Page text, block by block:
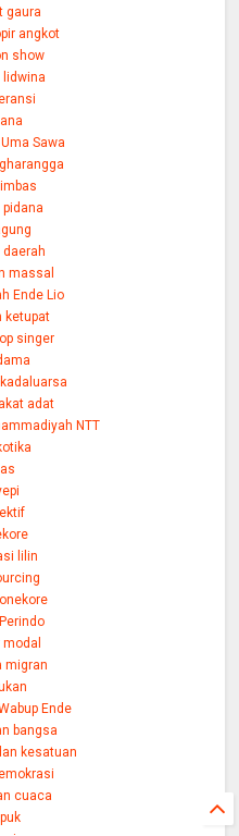
gaura
angkot
show
lidwina
Sawa
pidana
daerah
massal
Ende Lio
ketupat
singer
adat
NTT
lilin
migran
Ende
bangsa
kesatuan
cuaca